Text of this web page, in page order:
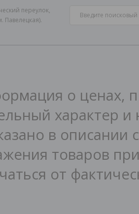
переулок,
Павелецкая).
о ценах,
характер
в описании
товаров
от